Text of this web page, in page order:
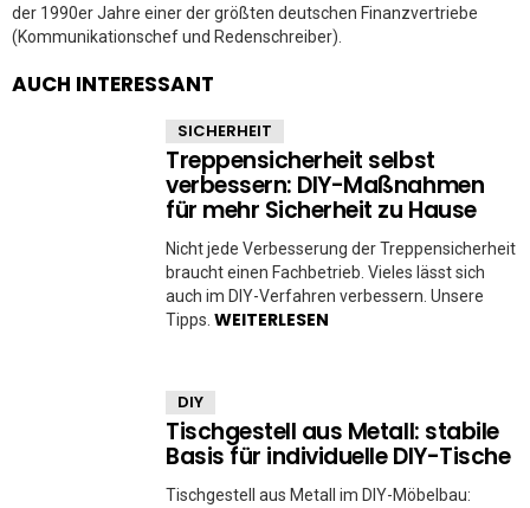
der 1990er Jahre einer der größten deutschen Finanzvertriebe
(Kommunikationschef und Redenschreiber).
AUCH INTERESSANT
SICHERHEIT
Treppensicherheit selbst
verbessern: DIY-Maßnahmen
für mehr Sicherheit zu Hause
Nicht jede Verbesserung der Treppensicherheit
braucht einen Fachbetrieb. Vieles lässt sich
auch im DIY-Verfahren verbessern. Unsere
Tipps. WEITERLESEN
DIY
Tischgestell aus Metall: stabile
Basis für individuelle DIY-Tische
Tischgestell aus Metall im DIY-Möbelbau: